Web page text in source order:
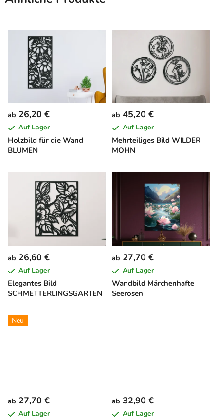
Holzbild für die Wand
BLUMEN
ab 26,20 €
Auf Lager
Mehrteiliges Bild WILDER
MOHN
ab 45,20 €
Auf Lager
Elegantes Bild
SCHMETTERLINGSGARTEN
ab 26,60 €
Auf Lager
Wandbild Märchenhafte
Seerosen
ab 27,70 €
Auf Lager
Neu
ab 27,70 €
Auf Lager
ab 32,90 €
Auf Lager